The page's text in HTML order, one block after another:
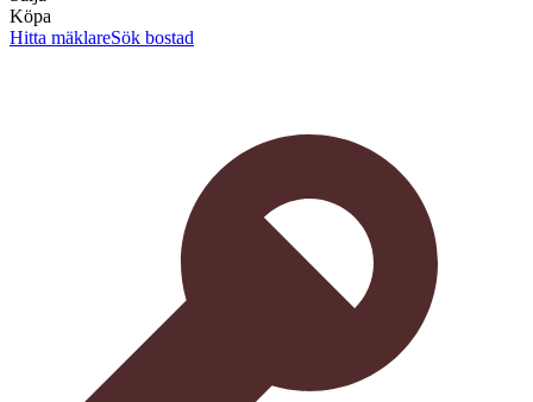
Köpa
Hitta mäklareSök bostad